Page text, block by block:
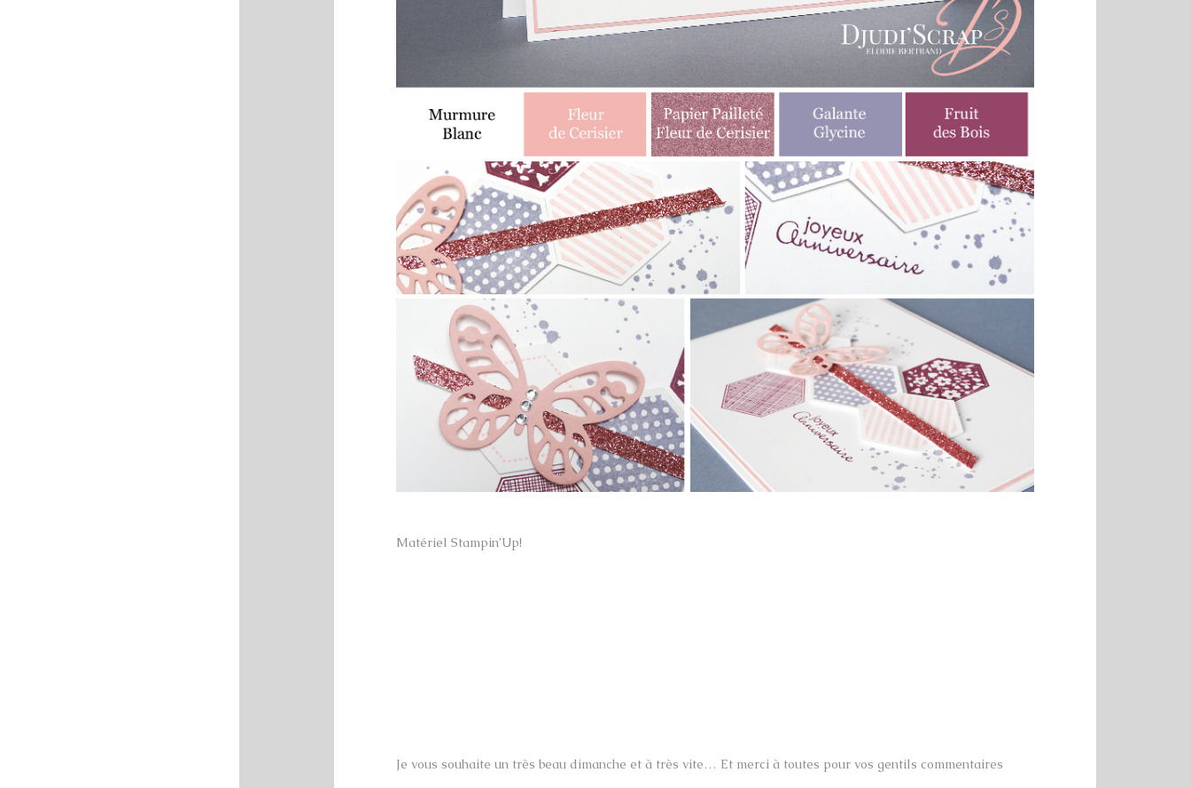
Matériel Stampin’Up!
Je vous souhaite un très beau dimanche et à très vite… Et merci à toutes pour vos gentils commentaires